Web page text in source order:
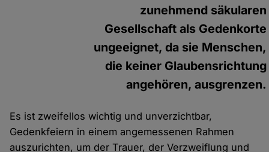
zunehmend säkularen
Gesellschaft als Gedenkorte
ungeeignet, da sie Menschen,
die keiner Glaubensrichtung
angehören, ausgrenzen.
Es ist zweifellos wichtig und unverzichtbar,
Gedenkfeiern in einem angemessenen Rahmen
auszurichten, um der Trauer, der Verzweiflung und